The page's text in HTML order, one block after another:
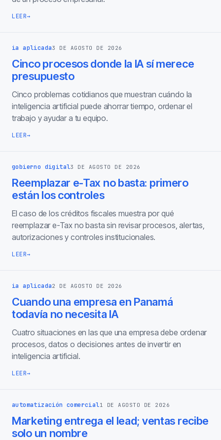
LEER→
ia aplicada3 DE AGOSTO DE 2026
Cinco procesos donde la IA sí merece
presupuesto
Cinco problemas cotidianos que muestran cuándo la
inteligencia artificial puede ahorrar tiempo, ordenar el
trabajo y ayudar a tu equipo.
LEER→
gobierno digital3 DE AGOSTO DE 2026
Reemplazar e-Tax no basta: primero
están los controles
El caso de los créditos fiscales muestra por qué
reemplazar e-Tax no basta sin revisar procesos, alertas,
autorizaciones y controles institucionales.
LEER→
ia aplicada2 DE AGOSTO DE 2026
Cuando una empresa en Panamá
todavía no necesita IA
Cuatro situaciones en las que una empresa debe ordenar
procesos, datos o decisiones antes de invertir en
inteligencia artificial.
LEER→
automatización comercial1 DE AGOSTO DE 2026
Marketing entrega el lead; ventas recibe
solo un nombre